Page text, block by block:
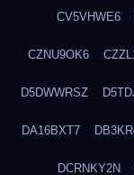
CV5VHWE6
CZNU9OK6
D5DWWRSZ
DA16BXT7
DCRNKY2N